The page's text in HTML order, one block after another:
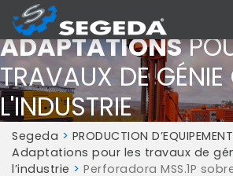
ADAPTATIONS
TRAVAUX DE GÉNIE
L'INDUSTRIE
Segeda > PRODUCTION D’EQUIPEMENT
Adaptations pour les travaux de
l’industrie > Perforadora MSS.1P